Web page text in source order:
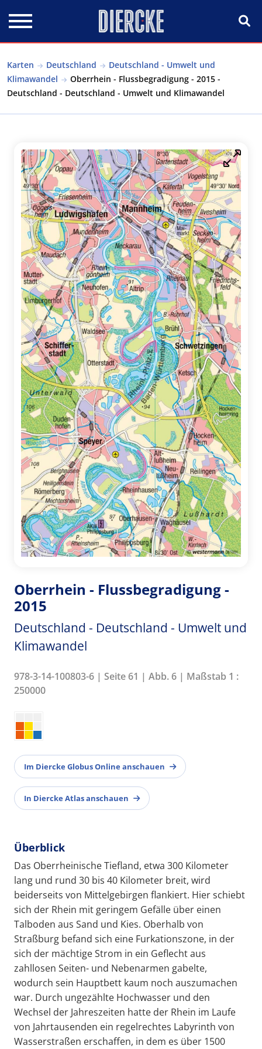
Karten Deutschland
Deutschland - Umwelt und
Klimawandel
Oberrhein - Flussbegradigung - 2015 -
Deutschland - Deutschland - Umwelt und Klimawandel
Oberrhein - Flussbegradigung -
2015
Deutschland - Deutschland - Umwelt und
Klimawandel
978-3-14-100803-6 | Seite 61 | Abb. 6 | Maßstab 1 :
250000
Im Diercke Globus Online anschauen
In Diercke Atlas anschauen
Überblick
Das Oberrheinische Tiefland, etwa 300 Kilometer
lang und rund 30 bis 40 Kilometer breit, wird
beiderseits von Mittelgebirgen flankiert. Hier schiebt
sich der Rhein mit geringem Gefälle über einen
Talboden aus Sand und Kies. Oberhalb von
Straßburg befand sich eine Furkationszone, in der
sich der mächtige Strom in ein Geflecht aus
zahllosen Seiten- und Nebenarmen gabelte,
wodurch sein Hauptbett kaum noch auszumachen
war. Durch ungezählte Hochwasser und den
Wechsel der Jahreszeiten hatte der Rhein im Laufe
von Jahrtausenden ein regelrechtes Labyrinth von
Wasserstraßen erschaffen, in dem es über 1500